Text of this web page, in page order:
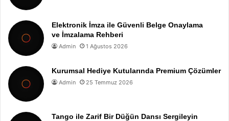
Elektronik İmza ile Güvenli Belge Onaylama
ve İmzalama Rehberi
Admin 1 Ağustos 2026
Kurumsal Hediye Kutularında Premium Çözümler
Admin 25 Temmuz 2026
Tango ile Zarif Bir Düğün Dansı Sergileyin